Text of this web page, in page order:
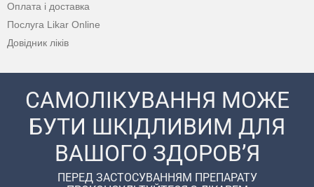
Оплата і доставка
Послуга Likar Online
Довідник ліків
САМОЛІКУВАННЯ МОЖЕ
БУТИ ШКІДЛИВИМ ДЛЯ
ВАШОГО ЗДОРОВ’Я
ПЕРЕД ЗАСТОСУВАННЯМ ПРЕПАРАТУ